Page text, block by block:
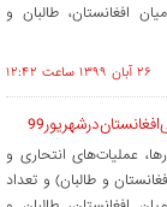
افغانستان، طالبان و
۲۶ آبان ۱۳۹۹ ساعت ۱۲:۴۲
عملیات‌های انتحاری و
و طالبان) و تعداد